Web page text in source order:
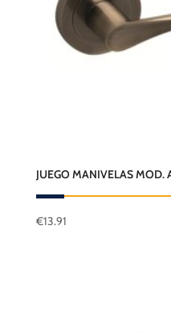
JUEGO MANIVELAS MOD.
€13.91